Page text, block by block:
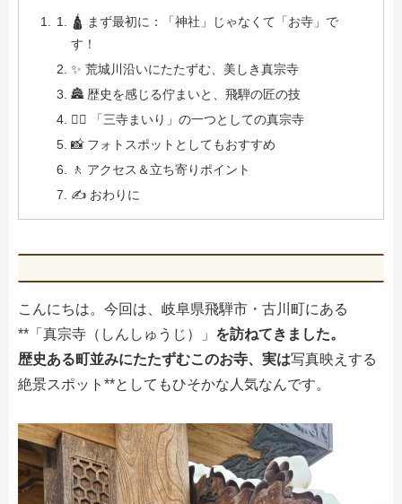
🛕 まず最初に：「神社」じゃなくて「お寺」で
す！
✨ 荒城川沿いにたたずむ、美しき真宗寺
🏯 歴史を感じる佇まいと、飛騨の匠の技
🧘‍♀️ 「三寺まいり」の一つとしての真宗寺
📸 フォトスポットとしてもおすすめ
🚶 アクセス＆立ち寄りポイント
✍️ おわりに
こんにちは。今回は、岐阜県飛騨市・古川町にある
**「真宗寺（しんしゅうじ）」 を訪ねてきました。
歴史ある町並みにたたずむこのお寺、実は写真映えする
絶景スポット**としてもひそかな人気なんです。